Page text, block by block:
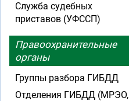
Служба судебных
приставов (УФССП)
Правоохранительные
органы
Группы разбора ГИБДД
Отделения ГИБДД (МРЭО,